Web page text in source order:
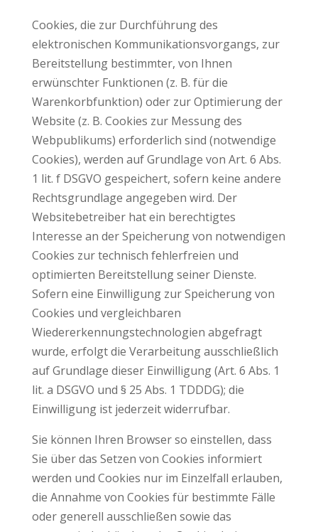
Cookies, die zur Durchführung des
elektronischen Kommunikationsvorgangs, zur
Bereitstellung bestimmter, von Ihnen
erwünschter Funktionen (z. B. für die
Warenkorbfunktion) oder zur Optimierung der
Website (z. B. Cookies zur Messung des
Webpublikums) erforderlich sind (notwendige
Cookies), werden auf Grundlage von Art. 6 Abs.
1 lit. f DSGVO gespeichert, sofern keine andere
Rechtsgrundlage angegeben wird. Der
Websitebetreiber hat ein berechtigtes
Interesse an der Speicherung von notwendigen
Cookies zur technisch fehlerfreien und
optimierten Bereitstellung seiner Dienste.
Sofern eine Einwilligung zur Speicherung von
Cookies und vergleichbaren
Wiedererkennungstechnologien abgefragt
wurde, erfolgt die Verarbeitung ausschließlich
auf Grundlage dieser Einwilligung (Art. 6 Abs. 1
lit. a DSGVO und § 25 Abs. 1 TDDDG); die
Einwilligung ist jederzeit widerrufbar.
Sie können Ihren Browser so einstellen, dass
Sie über das Setzen von Cookies informiert
werden und Cookies nur im Einzelfall erlauben,
die Annahme von Cookies für bestimmte Fälle
oder generell ausschließen sowie das